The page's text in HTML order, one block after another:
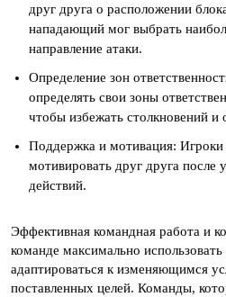
друг друга о расположении
нападающий мог выбрать
направление атаки.
Определение зон
определять свои зоны
чтобы избежать столкновений и
Поддержка и мотивация:
мотивировать друг друга после
действий.
Эффективная командная работа и
команде максимально
адаптироваться к изменяющимся
поставленных целей. Команды,